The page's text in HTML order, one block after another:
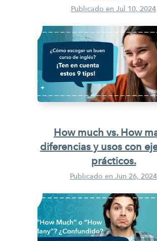
Publicado en Jul 10, 2024
How much vs. How
diferencias y usos con
prácticos.
Publicado en Jun 26, 2024